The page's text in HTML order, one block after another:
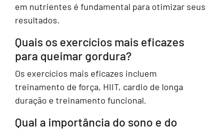
em nutrientes é fundamental para otimizar seus
resultados.
Quais os exercícios mais eficazes
para queimar gordura?
Os exercícios mais eficazes incluem
treinamento de força, HIIT, cardio de longa
duração e treinamento funcional.
Qual a importância do sono e do